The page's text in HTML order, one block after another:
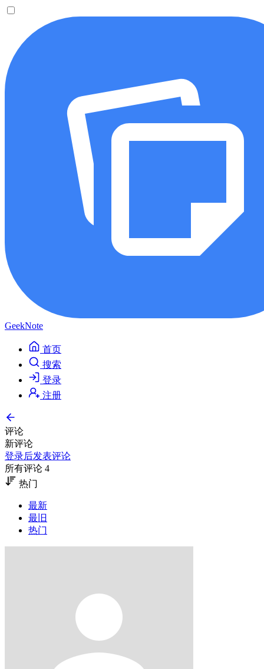
GeekNote
首页
搜索
登录
注册
评论
新评论
登录后发表评论
所有评论 4
热门
最新
最旧
热门